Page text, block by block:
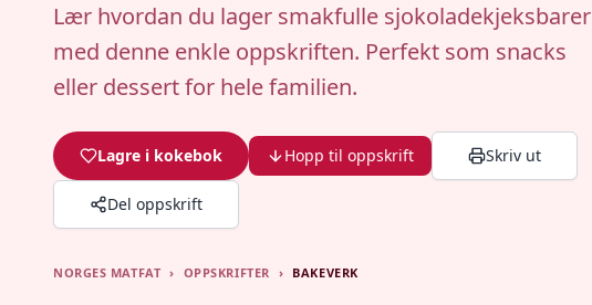
Lær hvordan du lager smakfulle sjokoladekjeksbarer
med denne enkle oppskriften. Perfekt som snacks
eller dessert for hele familien.
Lagre i kokebok Hopp til oppskrift Skriv ut
Del oppskrift
NORGES MATFAT › OPPSKRIFTER › BAKEVERK